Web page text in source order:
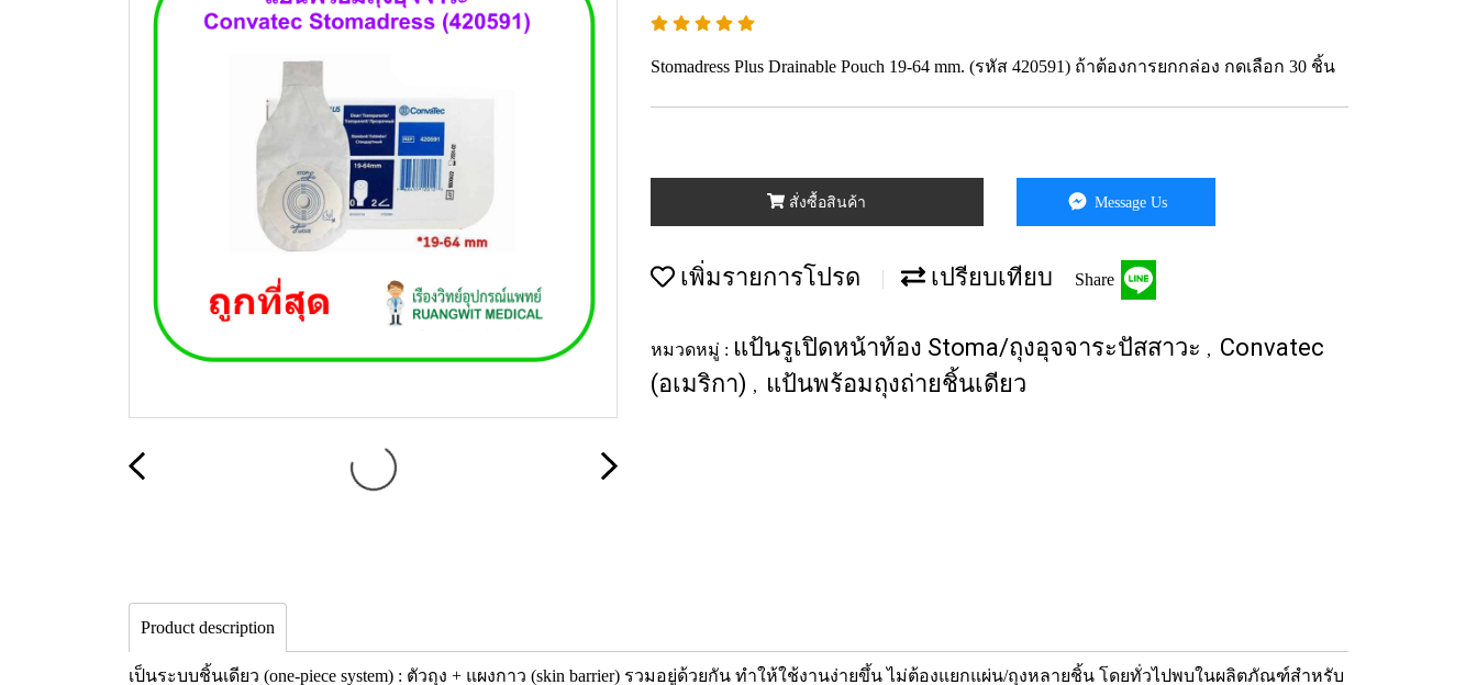
Stomadress Plus Drainable Pouch 19-64 mm. (รหัส 420591) ถ้าต้องการยกกล่อง กดเลือก 30 ชิ้น
สั่งซื้อสินค้า Message Us
เพิ่มรายการโปรด เปรียบเทียบ Share
หมวดหมู่ : แป้นรูเปิดหน้าท้อง Stoma/ถุงอุจจาระปัสสาวะ , Convatec
(อเมริกา) , แป้นพร้อมถุงถ่ายชิ้นเดียว
Product description
เป็นระบบชิ้นเดียว (one-piece system) : ตัวถุง + แผงกาว (skin barrier) รวมอยู่ด้วยกัน ทำให้ใช้งานง่ายขึ้น ไม่ต้องแยกแผ่น/ถุงหลายชิ้น โดยทั่วไปพบในผลิตภัณฑ์สำหรับ